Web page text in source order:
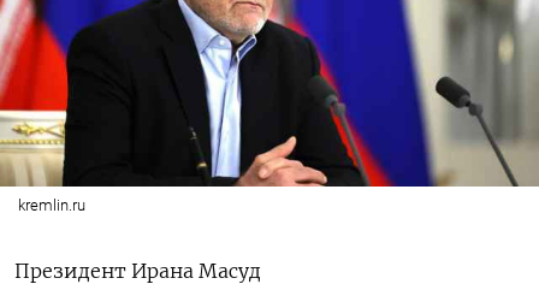
kremlin.ru
Президент Ирана Масуд